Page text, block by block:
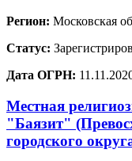
Регион: Московская
Статус:
Дата ОГРН:
Местная
"Баязит"
городского